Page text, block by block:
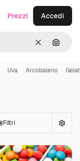
CancellaCerca
Prezzi Accedi
Uva Arcobaleno
Filtri